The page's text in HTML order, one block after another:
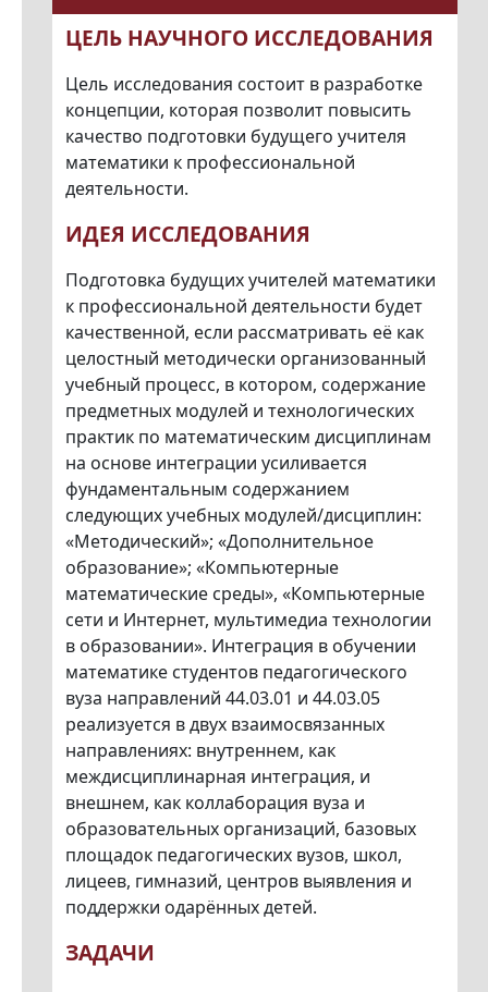
ЦЕЛЬ НАУЧНОГО ИССЛЕДОВАНИЯ
Цель исследования состоит в разработке
концепции, которая позволит повысить
качество подготовки будущего учителя
математики к профессиональной
деятельности.
ИДЕЯ ИССЛЕДОВАНИЯ
Подготовка будущих учителей математики
к профессиональной деятельности будет
качественной, если рассматривать её как
целостный методически организованный
учебный процесс, в котором, содержание
предметных модулей и технологических
практик по математическим дисциплинам
на основе интеграции усиливается
фундаментальным содержанием
следующих учебных модулей/дисциплин:
«Методический»; «Дополнительное
образование»; «Компьютерные
математические среды», «Компьютерные
сети и Интернет, мультимедиа технологии
в образовании». Интеграция в обучении
математике студентов педагогического
вуза направлений 44.03.01 и 44.03.05
реализуется в двух взаимосвязанных
направлениях: внутреннем, как
междисциплинарная интеграция, и
внешнем, как коллаборация вуза и
образовательных организаций, базовых
площадок педагогических вузов, школ,
лицеев, гимназий, центров выявления и
поддержки одарённых детей.
ЗАДАЧИ